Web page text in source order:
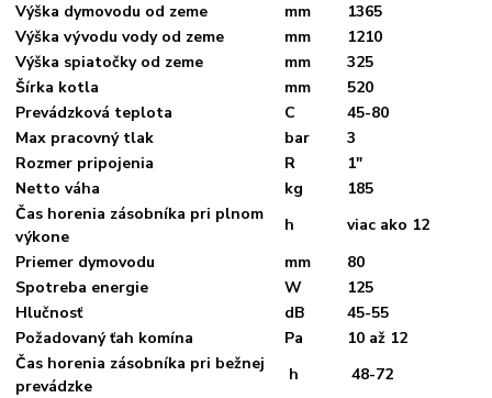
Výška dymovodu od zeme
mm
1365
Výška vývodu vody od zeme
mm
1210
Výška spiatočky od zeme
mm
325
Šírka kotla
mm
520
Prevádzková teplota
C
45-80
Max pracovný tlak
bar
3
Rozmer pripojenia
R
1"
Netto váha
kg
185
Čas horenia zásobníka pri plnom
výkone
h
viac ako 12
Priemer dymovodu
mm
80
Spotreba energie
W
125
Hlučnosť
dB
45-55
Požadovaný ťah komína
Pa
10 až 12
Čas horenia zásobníka pri bežnej
prevádzke
h 48-72